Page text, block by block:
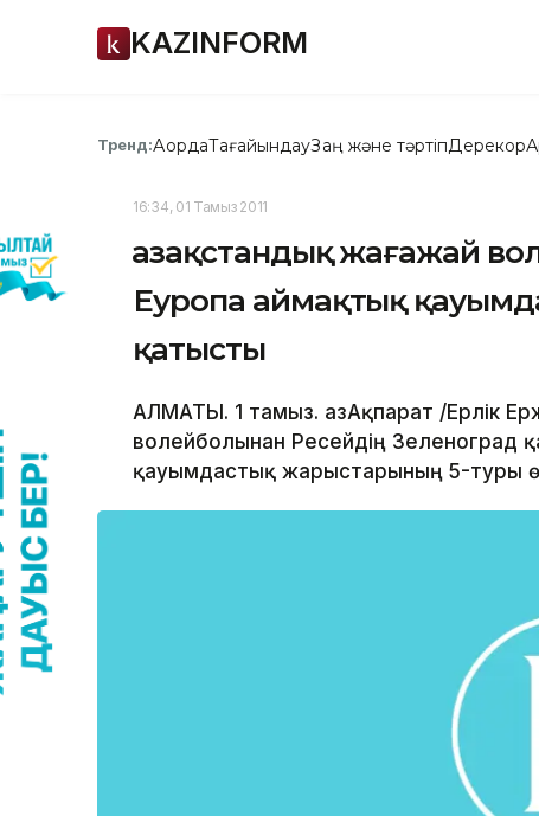
KAZINFORM
Тренд:АқордаТағайындауЗаң және тәртіпДерекқор
16:34, 01 Тамыз 2011
Қазақстандық жағажай
Еуропа аймақтық
қатысты
АЛМАТЫ. 1 тамыз. ҚазАқпарат /Ерлік
волейболынан Ресейдің Зеленоград
қауымдастық жарыстарының 5-туры